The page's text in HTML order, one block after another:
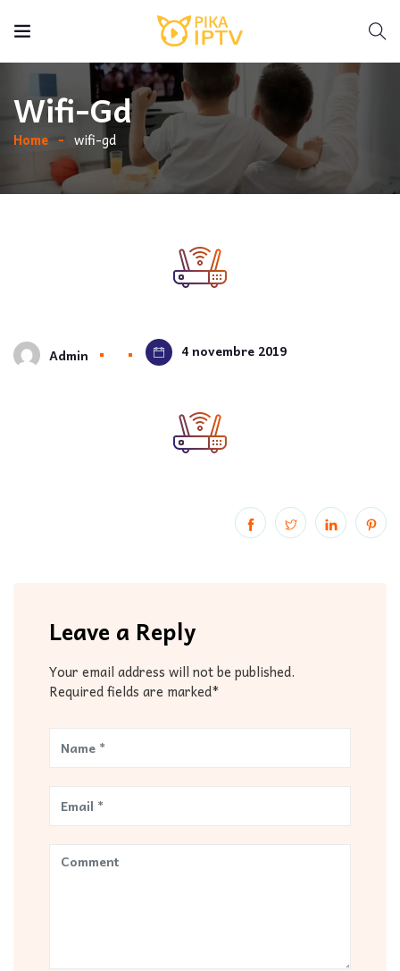
Wifi-Gd
Home wifi-gd
Admin 4 novembre 2019
Leave a Reply
Your email address will not be published.
Required fields are marked*